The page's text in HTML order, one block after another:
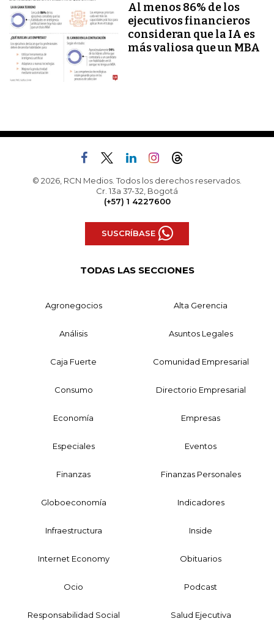
Al menos 86% de los
ejecutivos financieros
consideran que la IA es
más valiosa que un MBA
© 2026, RCN Medios. Todos los derechos reservados.
Cr. 13a 37-32, Bogotá
(+57) 1 4227600
SUSCRÍBASE
TODAS LAS SECCIONES
Agronegocios Alta Gerencia
Análisis Asuntos Legales
Caja Fuerte Comunidad Empresarial
Consumo Directorio Empresarial
Economía Empresas
Especiales Eventos
Finanzas Finanzas Personales
Globoeconomía Indicadores
Infraestructura Inside
Internet Economy Obituarios
Ocio Podcast
Responsabilidad Social Salud Ejecutiva